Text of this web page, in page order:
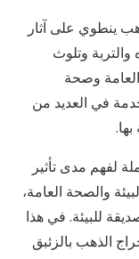
ينطوي على آثار
والتربة وتلوث
وصحة
في العديد من
لفهم مدى تأثير
والصحة العامة،
للبيئة. في هذا
الذهب بالزئبق